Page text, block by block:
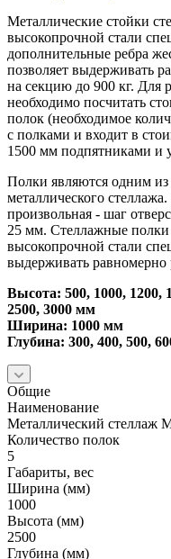
Металлические стойки
высокопрочной стали
дополнительные ребра
позволяет выдерживать
на секцию до 900 кг. Для
необходимо посчитать
полок (необходимое
с полками и входит в
1500 мм подпятниками и
Полки являются одним
металлического
произвольная - шаг
25 мм. Стеллажные
высокопрочной стали
выдерживать равномерно
Высота: 500, 1000, 1200,
2500, 3000 мм
Ширина: 1000 мм
Глубина: 300, 400, 500,
Общие
Наименование
Металлический стеллаж
Количество полок
5
Габариты, вес
Ширина (мм)
1000
Высота (мм)
2500
Глубина (мм)